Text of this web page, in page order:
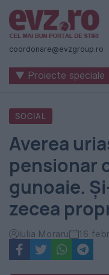
Știri
naționale
internaționale
România
-
Evenimentul
Zilei
coordonare@evzgroup.ro
▼ Proiecte speciale
SOCIAL
Averea
pensionar
gunoaie.
zecea
Iulia Moraru 16